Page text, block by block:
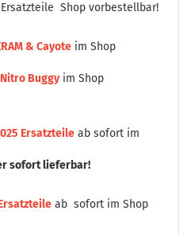
Ersatzteile Shop vorbestellbar!
& Cayote im Shop
Buggyim Shop
Ersatzteile ab sofort im
sofort lieferbar!
ab sofort im Shop